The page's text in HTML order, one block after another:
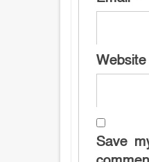
Website
Save